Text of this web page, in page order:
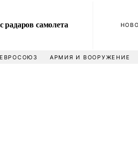
самолета
ЕВРОСОЮЗ АРМИЯ И ВООРУЖЕНИЕ